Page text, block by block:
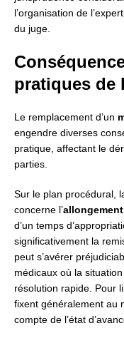
l’organisation de
du juge.
pratiques de
Le remplacement d’un
engendre diverses
pratique, affectant le
parties.
Sur le plan procédural,
concerne l’
d’un temps
significativement la
peut s’avérer
médicaux où la
résolution rapide. Pour
fixent généralement au
compte de l’état